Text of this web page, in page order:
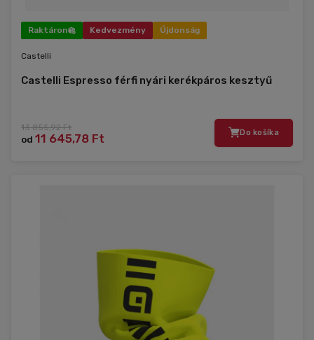
Raktáron Kedvezmény Újdonság
Castelli
Castelli Espresso férfi nyári kerékpáros kesztyű
13 855,92 Ft
od 11 645,78 Ft Do košíka